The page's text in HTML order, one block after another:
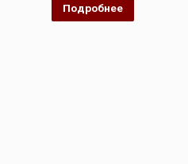
Подробнее